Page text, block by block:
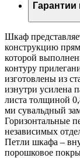
Гарантии
Шкаф
конструкцию
которой
контуру
изготовлены из
изнутри усилена
листа толщиной
ми сувальдный
Горизонтальные
независимых
Петли шкафа –
порошковое